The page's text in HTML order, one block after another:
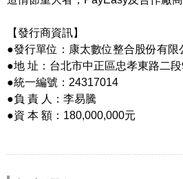
【發行商資訊】
●發行單位：康太數位整合股份有限
●地 址：台北市中正區忠孝東路二
●統一編號：24317014
●負 責 人：李易騰
●資 本 額：180,000,000元